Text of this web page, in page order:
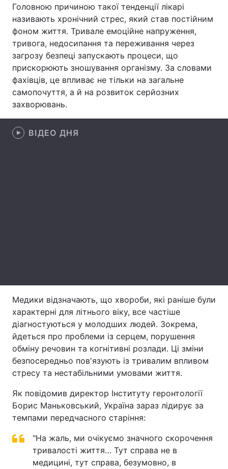
Лонгріди
Відео з Youtube Статті
Інтерв'ю Думки
Вакансії
Контакти
Головною причиною такої тенденції лікарі
називають хронічний стрес, який став постійним
фоном життя. Тривале емоційне напруження,
тривога, недосипання та переживання через
загрозу безпеці запускають процеси, що
прискорюють зношування організму. За словами
фахівців, це впливає не тільки на загальне
самопочуття, а й на розвиток серйозних
захворювань.
ВІДЕО ДНЯ
Медики відзначають, що хвороби, які раніше були
характерні для літнього віку, все частіше
діагностуються у молодших людей. Зокрема,
йдеться про проблеми із серцем, порушення
обміну речовин та когнітивні розлади. Ці зміни
безпосередньо пов'язують із тривалим впливом
стресу та нестабільними умовами життя.
Як повідомив директор Інституту геронтології
Борис Маньковський, Україна зараз лідирує за
темпами передчасного старіння:
"На жаль, ми очікуємо значного скорочення
тривалості життя… Тут справа не в
медицині, тут справа, безумовно, в